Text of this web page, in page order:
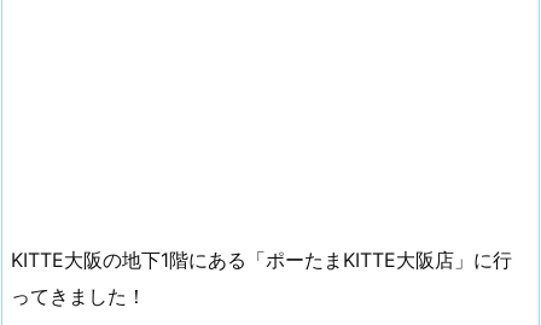
KITTE大阪の地下1階にある「ポーたまKITTE大阪店」に行
ってきました！